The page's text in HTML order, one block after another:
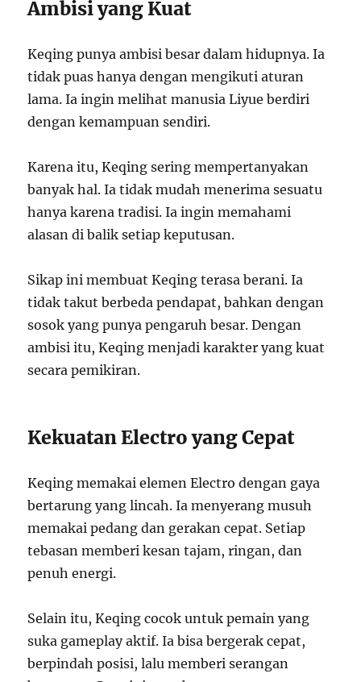
Ambisi yang Kuat
Keqing punya ambisi besar dalam hidupnya. Ia
tidak puas hanya dengan mengikuti aturan
lama. Ia ingin melihat manusia Liyue berdiri
dengan kemampuan sendiri.
Karena itu, Keqing sering mempertanyakan
banyak hal. Ia tidak mudah menerima sesuatu
hanya karena tradisi. Ia ingin memahami
alasan di balik setiap keputusan.
Sikap ini membuat Keqing terasa berani. Ia
tidak takut berbeda pendapat, bahkan dengan
sosok yang punya pengaruh besar. Dengan
ambisi itu, Keqing menjadi karakter yang kuat
secara pemikiran.
Kekuatan Electro yang Cepat
Keqing memakai elemen Electro dengan gaya
bertarung yang lincah. Ia menyerang musuh
memakai pedang dan gerakan cepat. Setiap
tebasan memberi kesan tajam, ringan, dan
penuh energi.
Selain itu, Keqing cocok untuk pemain yang
suka gameplay aktif. Ia bisa bergerak cepat,
berpindah posisi, lalu memberi serangan